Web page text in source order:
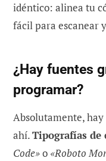
idéntico: alinea tu
fácil para escanear
¿Hay fuentes
programar?
Absolutamente,
ahí.Tipografías de
Code»o «Roboto